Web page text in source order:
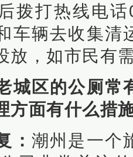
拨打热线电
车辆去收集清
放，如市民有
城区的公厕常
方面有什么措
： 潮州是一个